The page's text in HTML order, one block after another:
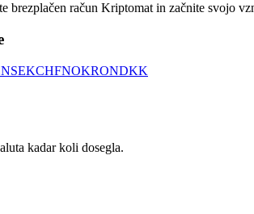
brezplačen račun Kriptomat in začnite svojo
SEKCHFNOKRONDKK
kadar koli dosegla.